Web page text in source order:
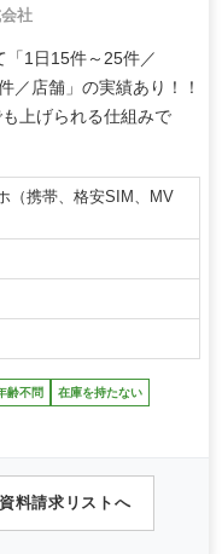
社
「1日15件～25件／
／店舗」の実績あり！！
上げられる仕組みで
（携帯、格安SIM、MV
齢不問 在庫を持たない
資料請求リストへ